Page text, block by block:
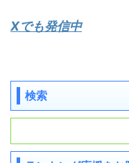
Xでも発信中
検索